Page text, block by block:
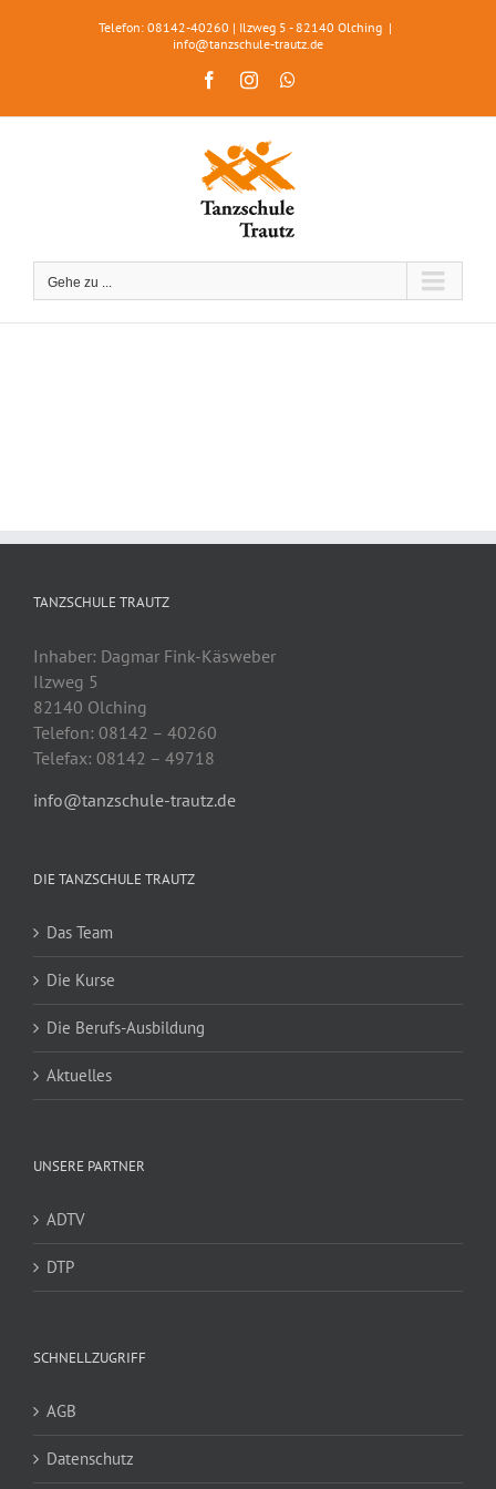
Telefon: 08142-40260 | Ilzweg 5 - 82140 Olching |
info@tanzschule-trautz.de
FacebookInstagram
Gehe zu ...
TANZSCHULE TRAUTZ
Inhaber: Dagmar Fink-Käsweber
Ilzweg 5
82140 Olching
Telefon: 08142 – 40260
Telefax: 08142 – 49718
info@tanzschule-trautz.de
DIE TANZSCHULE TRAUTZ
Das Team
Die Kurse
Die Berufs-Ausbildung
Aktuelles
UNSERE PARTNER
ADTV
DTP
SCHNELLZUGRIFF
AGB
Datenschutz